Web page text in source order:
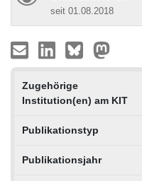
seit 01.08.2018
Zugehörige
Institution(en) am KIT
Publikationstyp
Publikationsjahr